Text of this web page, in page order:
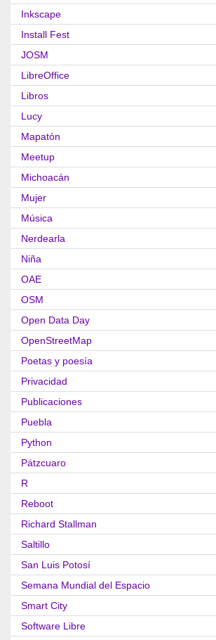
Inkscape
Install Fest
JOSM
LibreOffice
Libros
Lucy
Mapatón
Meetup
Michoacán
Mujer
Música
Nerdearla
Niña
OAE
OSM
Open Data Day
OpenStreetMap
Poetas y poesía
Privacidad
Publicaciones
Puebla
Python
Pátzcuaro
R
Reboot
Richard Stallman
Saltillo
San Luis Potosí
Semana Mundial del Espacio
Smart City
Software Libre